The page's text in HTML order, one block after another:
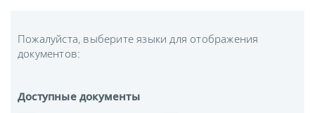
Пожалуйста, выберите языки для отображения
документов:
Доступные документы